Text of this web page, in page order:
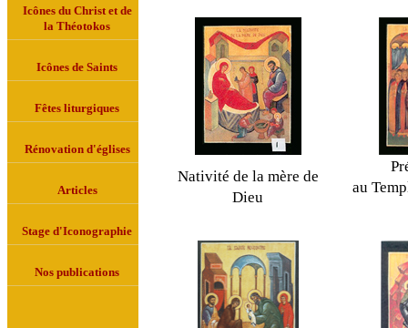
Icônes du Christ et de
la Théotokos
Icônes de Saints
Fêtes liturgiques
Rénovation d'églises
Articles
Stage d'Iconographie
Nos publications
Nativité de la mère de
Dieu
au